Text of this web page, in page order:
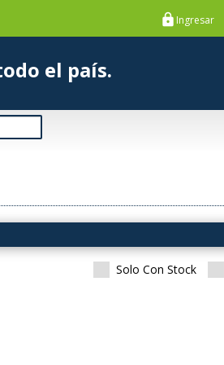
https Ingresar
a todo el
Solo Con Stock